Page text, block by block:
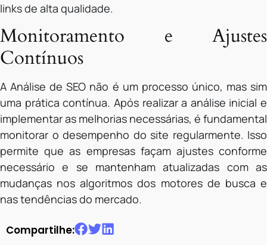
links de alta qualidade.
Monitoramento e Ajustes
Contínuos
A Análise de SEO não é um processo único, mas sim
uma prática contínua. Após realizar a análise inicial e
implementar as melhorias necessárias, é fundamental
monitorar o desempenho do site regularmente. Isso
permite que as empresas façam ajustes conforme
necessário e se mantenham atualizadas com as
mudanças nos algoritmos dos motores de busca e
nas tendências do mercado.
Compartilhe: